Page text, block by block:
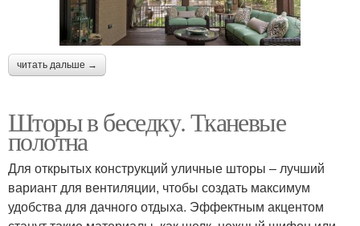
читать дальше →
Шторы в беседку. Тканевые
полотна
Для открытых конструкций уличные шторы – лучший
вариант для вентиляции, чтобы создать максимум
удобства для дачного отдыха. Эффектным акцентом